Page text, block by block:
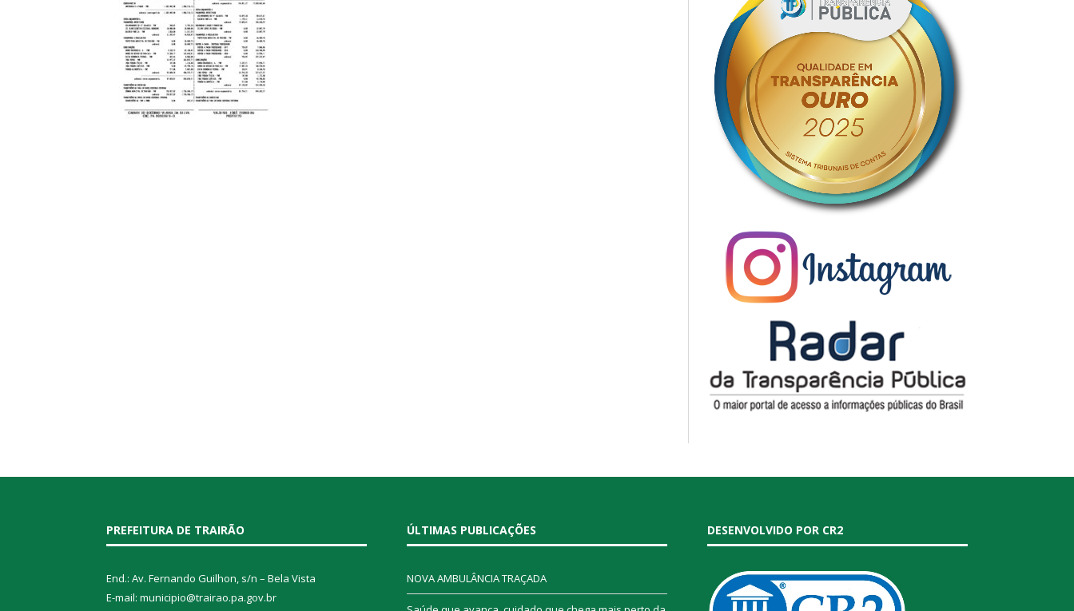
PREFEITURA DE TRAIRÃO
End.: Av. Fernando Guilhon, s/n – Bela Vista
E-mail: municipio@trairao.pa.gov.br
ÚLTIMAS PUBLICAÇÕES
NOVA AMBULÂNCIA TRAÇADA
DESENVOLVIDO POR CR2